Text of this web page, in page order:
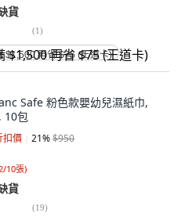
貨
(1)
$1,500 再省 $75 (王道卡)
Safe 粉色款嬰幼兒濕紙巾,
10包
扣價 21%$950
10張)
貨
(19)